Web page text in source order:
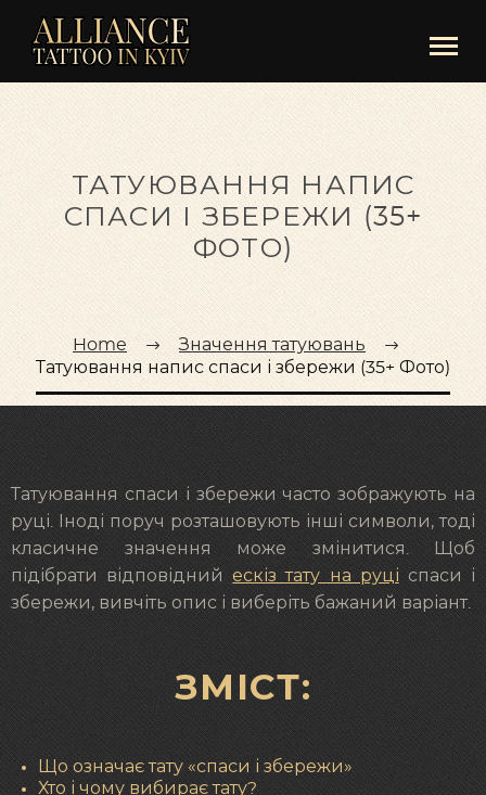
ТАТУЮВАННЯ НАПИС
СПАСИ І ЗБЕРЕЖИ (35+
ФОТО)
Home
Значення татуювань
Татуювання напис спаси і збережи (35+ Фото)
Татуювання спаси і збережи часто зображують на
руці. Іноді поруч розташовують інші символи, тоді
класичне значення може змінитися. Щоб
підібрати відповіднийескіз тату на руці спаси і
збережи, вивчіть опис і виберіть бажаний варіант.
ЗМІСТ:
Що означає тату «спаси і збережи»
Хто і чому вибирає тату?